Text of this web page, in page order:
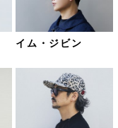
イム・ジビン